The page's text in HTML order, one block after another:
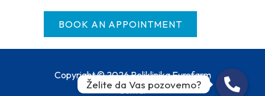
BOOK AN APPOINTMENT
Copyright © 2026 Poliklinika Eurofarm
Centar
Želite da Vas pozovemo?